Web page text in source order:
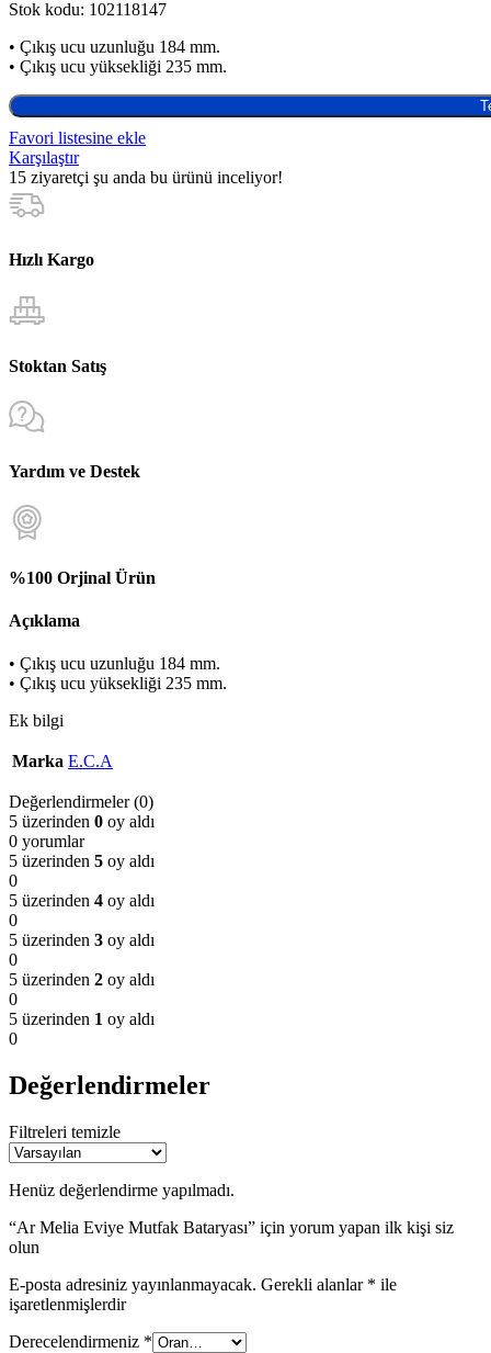
Stok kodu: 102118147
• Çıkış ucu uzunluğu 184 mm.
• Çıkış ucu yüksekliği 235 mm.
Favori listesine ekle
Karşılaştır
15 ziyaretçi şu anda bu ürünü inceliyor!
Hızlı Kargo
Stoktan Satış
Yardım ve Destek
%100 Orjinal Ürün
Açıklama
• Çıkış ucu uzunluğu 184 mm.
• Çıkış ucu yüksekliği 235 mm.
Ek bilgi
Marka E.C.A
Değerlendirmeler (0)
5 üzerinden 0 oy aldı
0 yorumlar
5 üzerinden 5 oy aldı
0
5 üzerinden 4 oy aldı
0
5 üzerinden 3 oy aldı
0
5 üzerinden 2 oy aldı
0
5 üzerinden 1 oy aldı
0
Değerlendirmeler
Filtreleri temizle
Henüz değerlendirme yapılmadı.
“Ar Melia Eviye Mutfak Bataryası” için yorum yapan ilk kişi siz
olun
E-posta adresiniz yayınlanmayacak. Gerekli alanlar * ile
işaretlenmişlerdir
Derecelendirmeniz *